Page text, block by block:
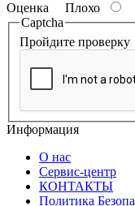
Оценка Плохо
Captcha
Пройдите проверку
Информация
О нас
Сервис-центр
КОНТАКТЫ
Политика